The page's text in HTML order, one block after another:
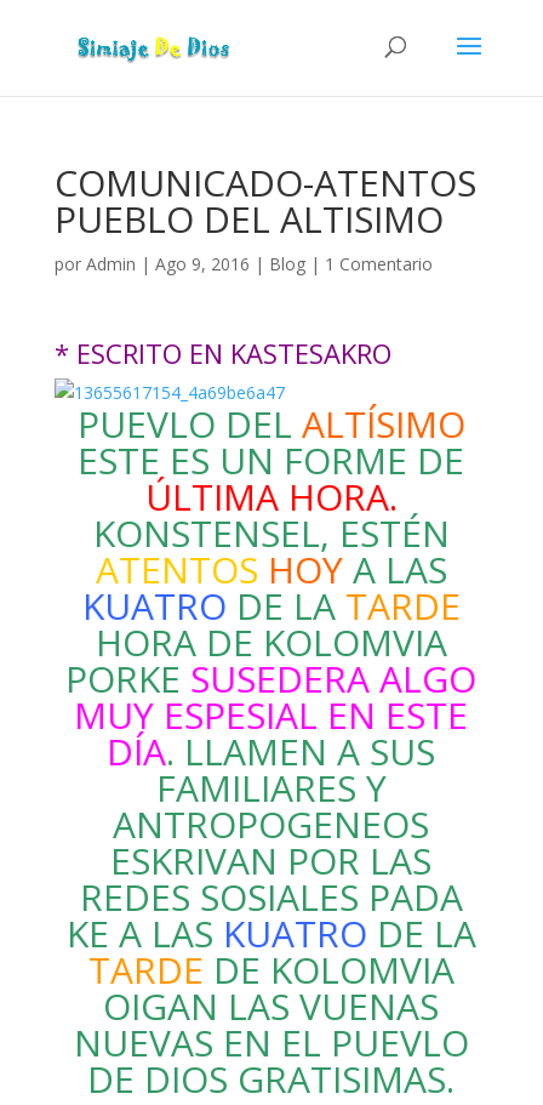
COMUNICADO-ATENTOS
PUEBLO DEL ALTISIMO
por Admin | Ago 9, 2016 | Blog| 1 Comentario
* ESCRITO EN KASTESAKRO
PUEVLO DEL ALTÍSIMO
ESTE ES UN FORME DE
ÚLTIMA HORA.
KONSTENSEL, ESTÉN
ATENTOS HOYA LAS
KUATRO DE LA TARDE
HORA DE KOLOMVIA
PORKE SUSEDERA ALGO
MUY ESPESIAL EN ESTE
DÍA. LLAMEN A SUS
FAMILIARES Y
ANTROPOGENEOS
ESKRIVAN POR LAS
REDES SOSIALES PADA
KE A LAS KUATRO DE LA
TARDE DE KOLOMVIA
OIGAN LAS VUENAS
NUEVAS EN EL PUEVLO
DE DIOS GRATISIMAS.